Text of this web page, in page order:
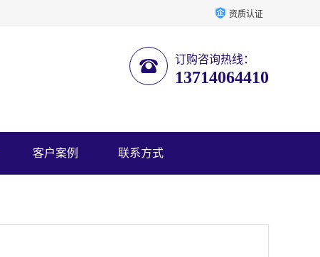
资质认证
订购咨询热线：
13714064410
客户案例 联系方式